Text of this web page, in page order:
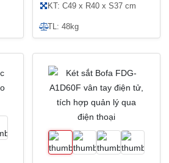
KT: C49 x R40 x S37 cm
TL: 48kg